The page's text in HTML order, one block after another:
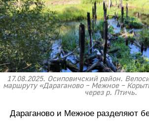
17.08.2025. Осиповичский район.
маршруту «Дараганово – Межное –
через р. Птичь.
Дараганово и Межное разделяют